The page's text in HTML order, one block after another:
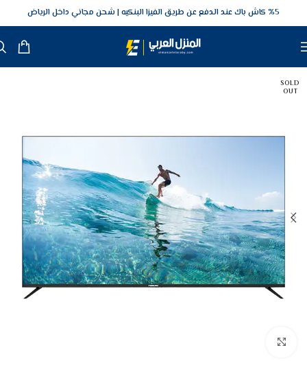
5‎% كاش باك عند الدفع عن طريق الفيزا البنكيه شحن مجاني داخل الرياض
SOLD
OUT